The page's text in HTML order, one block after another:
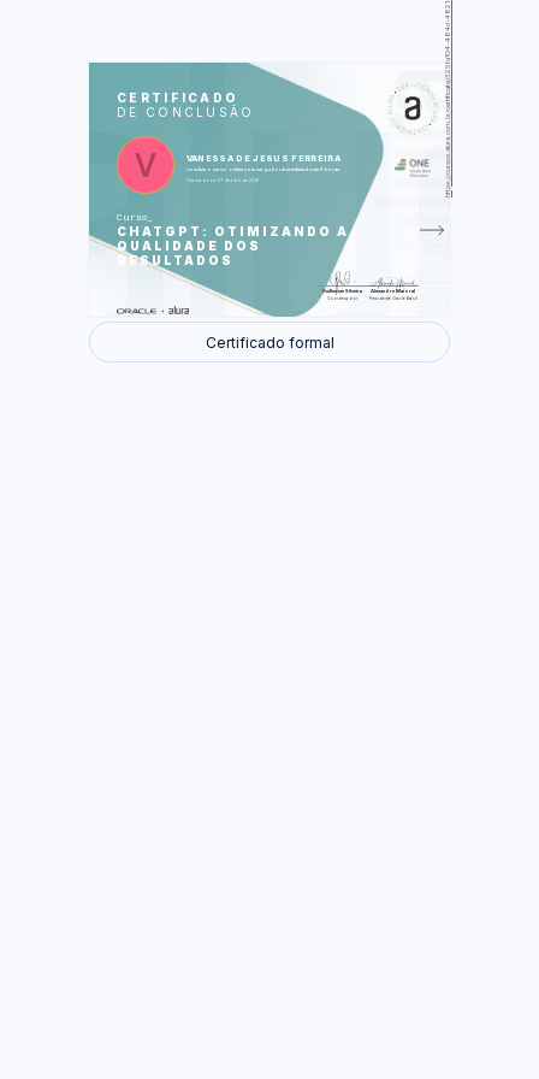
https://cursos.alura.com.br/certificate/325fa104-484d-4821-add5-4391fde8c094
CERTIFICADO
DE CONCLUSÃO
VANESSA DE JESUS FERREIRA
concluiu o curso online com carga horária estimada em 8 horas.
Finalizado em 07 de abril de 2026
Curso
CHATGPT: OTIMIZANDO A
QUALIDADE DOS
RESULTADOS
Guilherme Silveira
Coordenador
Alexandre Maioral
Presidente Oracle Brasil
AU
LAS
Criando os primeiros prompts
Melhorando a confiabilidade dos
resultados
Explorando aplicações
Estratégias para textos longos
Foram feitas 33 de 33 atividades.
Certificado formal